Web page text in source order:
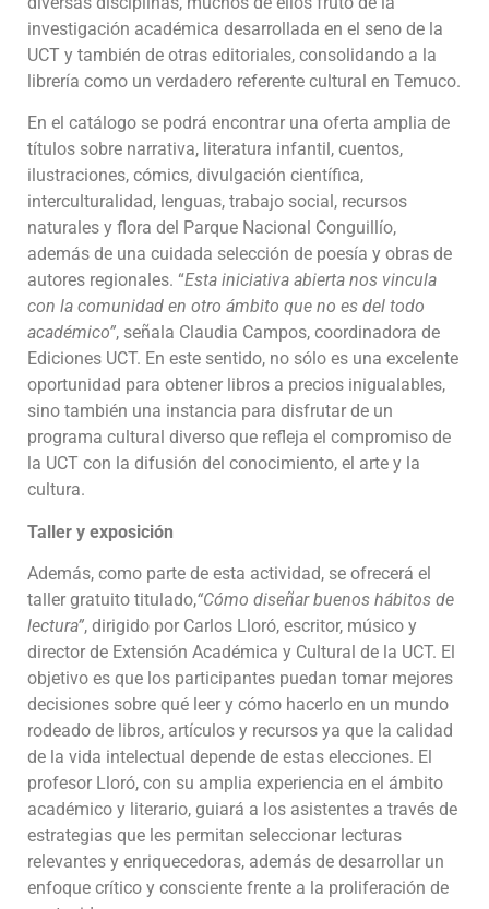
investigación académica desarrollada en el seno de la
UCT y también de otras editoriales, consolidando a la
librería como un verdadero referente cultural en Temuco.
En el catálogo se podrá encontrar una oferta amplia de
títulos sobre narrativa, literatura infantil, cuentos,
ilustraciones, cómics, divulgación científica,
interculturalidad, lenguas, trabajo social, recursos
naturales y flora del Parque Nacional Conguillío,
además de una cuidada selección de poesía y obras de
autores regionales. “Esta iniciativa abierta nos vincula
con la comunidad en otro ámbito que no es del todo
académico”, señala Claudia Campos, coordinadora de
Ediciones UCT. En este sentido, no sólo es una excelente
oportunidad para obtener libros a precios inigualables,
sino también una instancia para disfrutar de un
programa cultural diverso que refleja el compromiso de
la UCT con la difusión del conocimiento, el arte y la
cultura.
Taller y exposición
Además, como parte de esta actividad, se ofrecerá el
taller gratuito titulado,“Cómo diseñar buenos hábitos de
lectura”, dirigido por Carlos Lloró, escritor, músico y
director de Extensión Académica y Cultural de la UCT. El
objetivo es que los participantes puedan tomar mejores
decisiones sobre qué leer y cómo hacerlo en un mundo
rodeado de libros, artículos y recursos ya que la calidad
de la vida intelectual depende de estas elecciones. El
profesor Lloró, con su amplia experiencia en el ámbito
académico y literario, guiará a los asistentes a través de
estrategias que les permitan seleccionar lecturas
relevantes y enriquecedoras, además de desarrollar un
enfoque crítico y consciente frente a la proliferación de